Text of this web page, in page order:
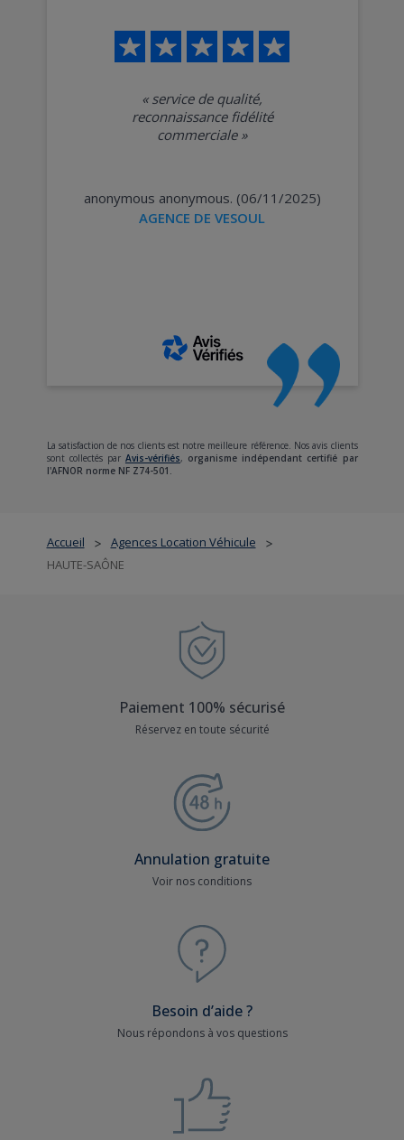
Accueil > Agences Location Véhicule >
HAUTE-SAÔNE
« service de qualité,
reconnaissance fidélité
commerciale»
anonymous anonymous. (06/11/2025)
AGENCE DE VESOUL
La satisfaction de nos clients est notre meilleure référence. Nos avis clients
sont collectés par Avis-vérifiés, organisme indépendant certifié par
l'AFNOR norme NF Z74-501.
Paiement 100% sécurisé
Réservez en toute sécurité
Annulation gratuite
Voir nos conditions
Besoin d’aide ?
Nous répondons à vos questions